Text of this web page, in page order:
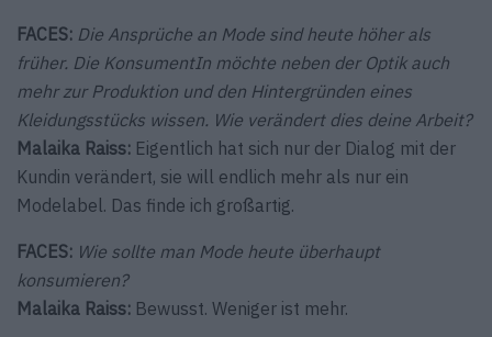
FACES: Die Ansprüche an Mode sind heute höher als
früher. Die KonsumentIn möchte neben der Optik auch
mehr zur Produktion und den Hintergründen eines
Kleidungsstücks wissen. Wie verändert dies deine Arbeit?
Malaika Raiss: Eigentlich hat sich nur der Dialog mit der
Kundin verändert, sie will endlich mehr als nur ein
Modelabel. Das finde ich großartig.
FACES: Wie sollte man Mode heute überhaupt
konsumieren?
Malaika Raiss: Bewusst. Weniger ist mehr.